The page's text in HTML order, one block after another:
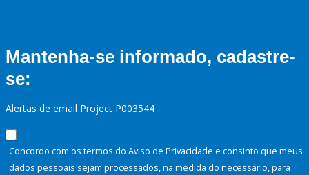
Mantenha-se informado, cadastre-
se:
Alertas de email Project P003544
Concordo com os termos do Aviso de Privacidade e consinto que meus
dados pessoais sejam processados, na medida do necessário, para